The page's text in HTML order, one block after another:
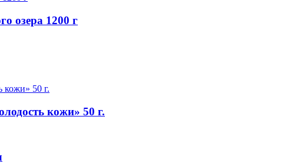
озера 1200 г
кожи» 50 г.